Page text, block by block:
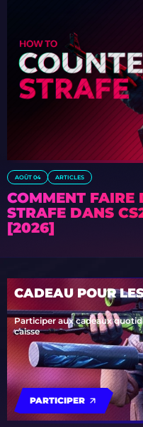
AOÛT 04 ARTICLES
COMMENT FAIRE
STRAFE DANS
[2026]
CADEAU POUR
Participer aux cadeaux
caisse
PARTICIPER